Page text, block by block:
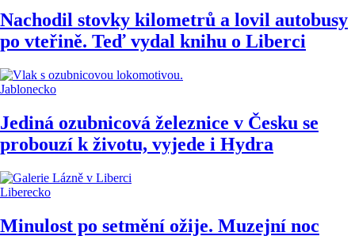
Nachodil stovky kilometrů a lovil autobusy
po vteřině. Teď vydal knihu o Liberci
Jablonecko
Jediná ozubnicová železnice v Česku se
probouzí k životu, vyjede i Hydra
Liberecko
Minulost po setmění ožije. Muzejní noc